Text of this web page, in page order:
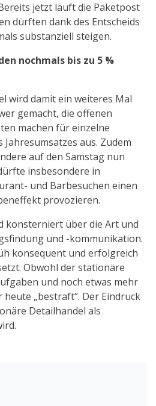
jetzt läuft die Paketpost
dürften dank des Entscheids
substanziell steigen.
nochmals bis zu 5 %
wird damit ein weiteres Mal
gemacht, die offenen
machen für einzelne
Jahresumsatzes aus. Zudem
auf den Samstag nun
insbesondere in
und Barbesuchen einen
provozieren.
konsterniert über die Art und
und -kommunikation.
konsequent und erfolgreich
Obwohl der stationäre
und noch etwas mehr
„bestraft“. Der Eindruck
Detailhandel als